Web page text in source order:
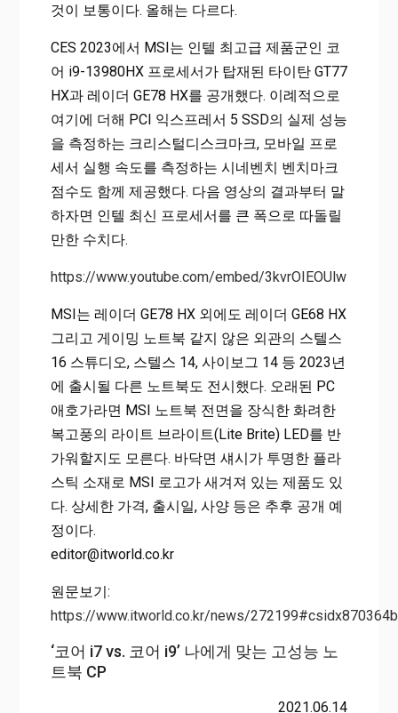
것이 보통이다. 올해는 다르다.
CES 2023에서 MSI는 인텔 최고급 제품군인 코
어 i9-13980HX 프로세서가 탑재된 타이탄 GT77
HX과 레이더 GE78 HX를 공개했다. 이례적으로
여기에 더해 PCI 익스프레서 5 SSD의 실제 성능
을 측정하는 크리스털디스크마크, 모바일 프로
세서 실행 속도를 측정하는 시네벤치 벤치마크
점수도 함께 제공했다. 다음 영상의 결과부터 말
하자면 인텔 최신 프로세서를 큰 폭으로 따돌릴
만한 수치다.
https://www.youtube.com/embed/3kvrOIEOUlw
MSI는 레이더 GE78 HX 외에도 레이더 GE68 HX
그리고 게이밍 노트북 같지 않은 외관의 스텔스
16 스튜디오, 스텔스 14, 사이보그 14 등 2023년
에 출시될 다른 노트북도 전시했다. 오래된 PC
애호가라면 MSI 노트북 전면을 장식한 화려한
복고풍의 라이트 브라이트(Lite Brite) LED를 반
가워할지도 모른다. 바닥면 섀시가 투명한 플라
스틱 소재로 MSI 로고가 새겨져 있는 제품도 있
다. 상세한 가격, 출시일, 사양 등은 추후 공개 예
정이다.
editor@itworld.co.kr
원문보기:
https://www.itworld.co.kr/news/
‘코어 i7 vs. 코어 i9’ 나에게 맞는 고성능 노
트북 CP
2021.06.14